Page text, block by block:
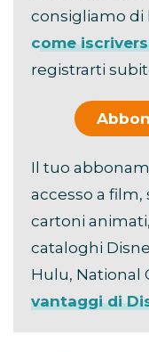
consigliamo di
come
registrarti
Il tuo
accesso a film,
cartoni
cataloghi
Hulu, National
vantaggi di